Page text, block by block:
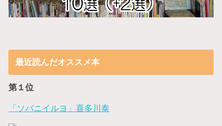
最近読んだオススメ本
第１位
「ソバニイルヨ」喜多川泰